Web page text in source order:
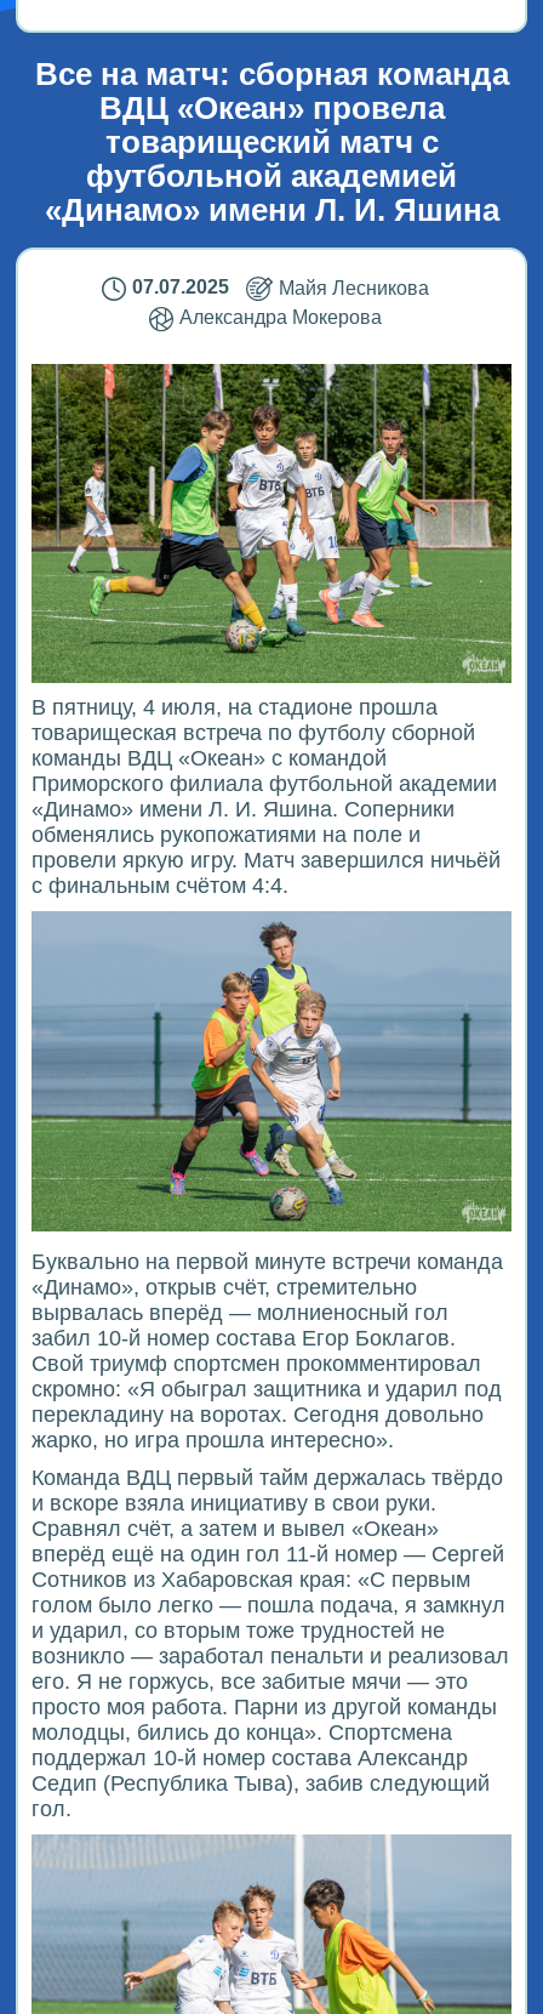
Все на матч: сборная команда
ВДЦ «Океан» провела
товарищеский матч с
футбольной академией
«Динамо» имени Л. И. Яшина
07.07.2025
Майя Лесникова
Александра Мокерова
В пятницу, 4 июля, на стадионе прошла
товарищеская встреча по футболу сборной
команды ВДЦ «Океан» с командой
Приморского филиала футбольной академии
«Динамо» имени Л. И. Яшина. Соперники
обменялись рукопожатиями на поле и
провели яркую игру. Матч завершился ничьёй
с финальным счётом 4:4.
Буквально на первой минуте встречи команда
«Динамо», открыв счёт, стремительно
вырвалась вперёд — молниеносный гол
забил 10-й номер состава Егор Боклагов.
Свой триумф спортсмен прокомментировал
скромно: «Я обыграл защитника и ударил под
перекладину на воротах. Сегодня довольно
жарко, но игра прошла интересно».
Команда ВДЦ первый тайм держалась твёрдо
и вскоре взяла инициативу в свои руки.
Сравнял счёт, а затем и вывел «Океан»
вперёд ещё на один гол 11-й номер — Сергей
Сотников из Хабаровская края: «С первым
голом было легко — пошла подача, я замкнул
и ударил, со вторым тоже трудностей не
возникло — заработал пенальти и реализовал
его. Я не горжусь, все забитые мячи — это
просто моя работа. Парни из другой команды
молодцы, бились до конца». Спортсмена
поддержал 10-й номер состава Александр
Седип (Республика Тыва), забив следующий
гол.